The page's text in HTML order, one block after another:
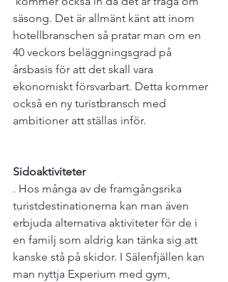
säsong. Det är allmänt känt att inom
hotellbranschen så pratar man om en
40 veckors beläggningsgrad på
årsbasis för att det skall vara
ekonomiskt försvarbart. Detta kommer
också en ny turistbransch med
ambitioner att ställas inför.
Sidoaktiviteter
. Hos många av de framgångsrika
turistdestinationerna kan man även
erbjuda alternativa aktiviteter för de i
en familj som aldrig kan tänka sig att
kanske stå på skidor. I Sälenfjällen kan
man nyttja Experium med gym,